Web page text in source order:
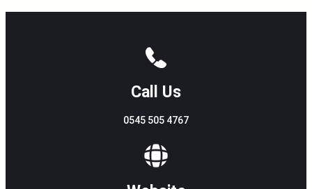
Call Us
0545 505 4767